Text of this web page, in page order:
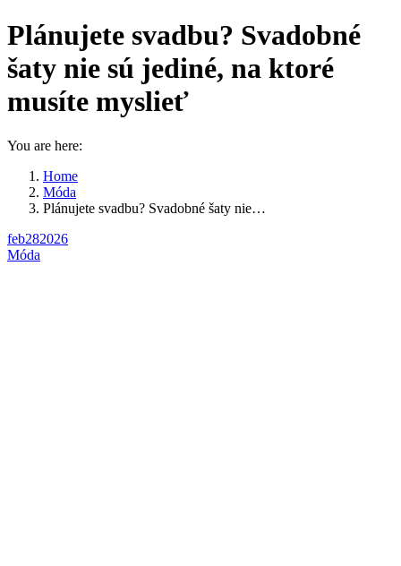
Plánujete svadbu? Svadobné
šaty nie sú jediné, na ktoré
musíte myslieť
You are here:
Home
Móda
Plánujete svadbu? Svadobné šaty nie…
feb282026
Móda